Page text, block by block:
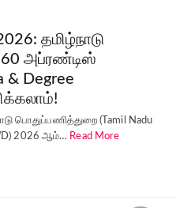
தமிழ்நாடு
அப்ரண்டிஸ்
Degree
பொதுப்பணித்துறை (Tamil Nadu
2026 ஆம்… Read More